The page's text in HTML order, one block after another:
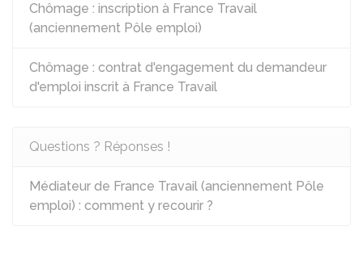
Chômage : inscription à France Travail
(anciennement Pôle emploi)
Chômage : contrat d'engagement du demandeur
d'emploi inscrit à France Travail
Questions ? Réponses !
Médiateur de France Travail (anciennement Pôle
emploi) : comment y recourir ?